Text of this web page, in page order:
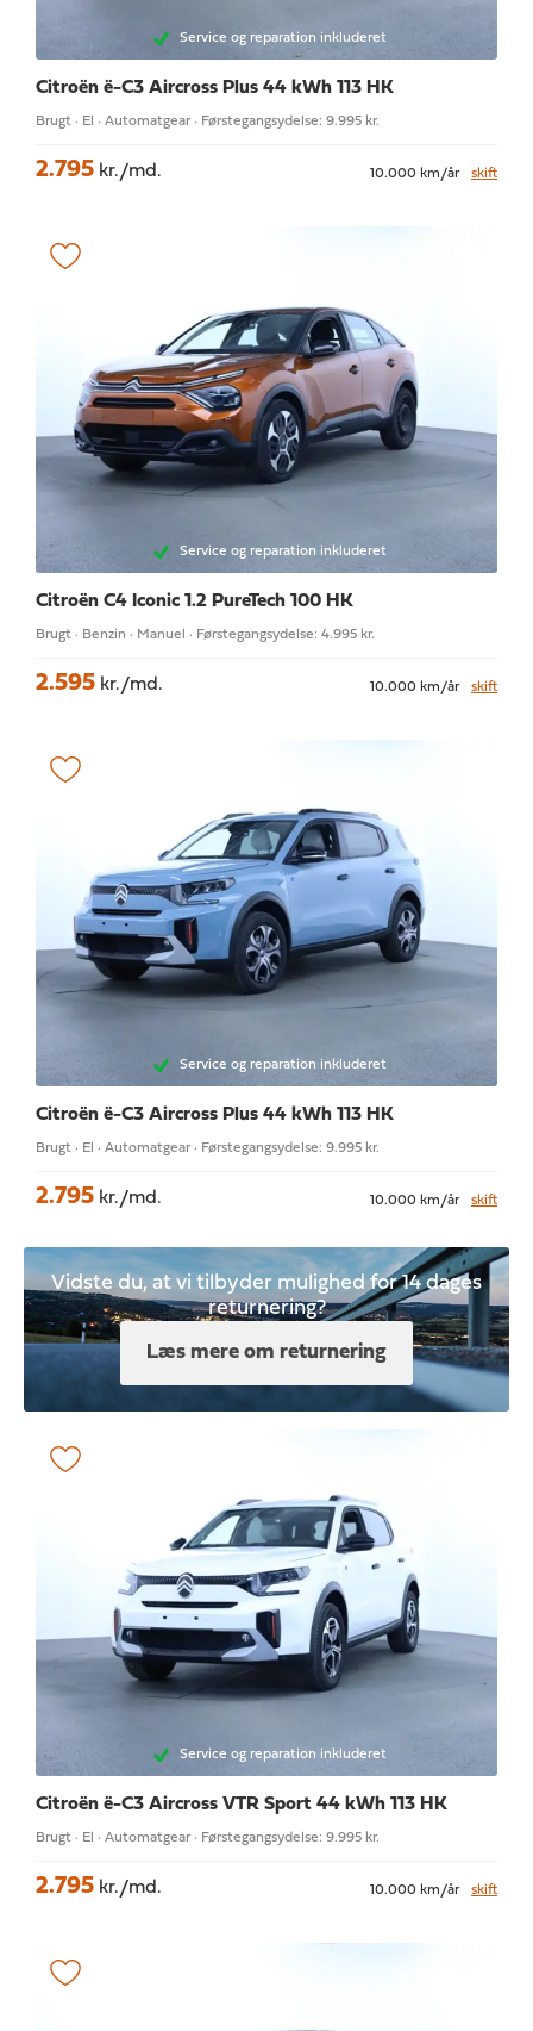
Service og reparation inkluderet
Citroën ë-C3 Aircross Plus 44 kWh 113 HK
Brugt · El · Automatgear · Førstegangsydelse: 9.995 kr.
2.795 kr./md. 10.000 km/år skift
Service og reparation inkluderet
Citroën C4 Iconic 1.2 PureTech 100 HK
Brugt · Benzin · Manuel · Førstegangsydelse: 4.995 kr.
2.595 kr./md. 10.000 km/år skift
Service og reparation inkluderet
Citroën ë-C3 Aircross Plus 44 kWh 113 HK
Brugt · El · Automatgear · Førstegangsydelse: 9.995 kr.
2.795 kr./md. 10.000 km/år skift
Vidste du, at vi tilbyder mulighed for 14 dages
returnering?
Læs mere om returnering
Service og reparation inkluderet
Citroën ë-C3 Aircross VTR Sport 44 kWh 113 HK
Brugt · El · Automatgear · Førstegangsydelse: 9.995 kr.
2.795 kr./md. 10.000 km/år skift